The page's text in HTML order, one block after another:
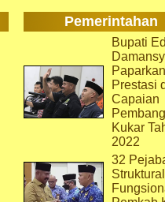
Pemerintahan
Bupati
Paparkan
Prestasi
Capaian
Kukar
2022
32